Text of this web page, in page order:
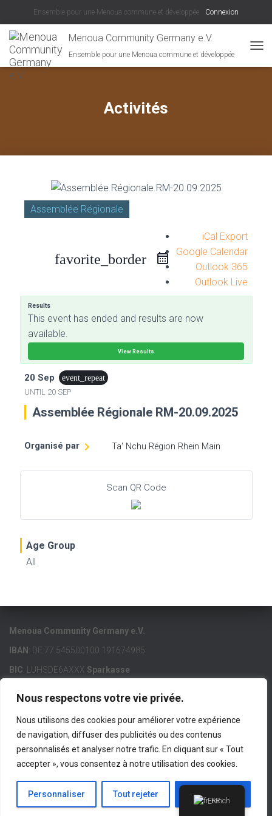
Nous respectons votre vie privée.
Nous utilisons des cookies pour améliorer votre expérience
de navigation, diffuser des publicités ou des contenus
personnalisés et analyser notre trafic. En cliquant sur « Tout
accepter », vous consentez à notre utilisation des cookies.
Personnaliser Tout rejeter Accepter tout
Ensemble pour une Menoua commune et développée Connexion
Menoua Community Germany e.V.
Ensemble pour une Menoua commune et développée
Activités
Assemblée Régionale
favorite_border
iCal Export
Google Calendar
Outlook 365
Outlook Live
Results
This event has ended and results are now
available.
View Results
20 Sep event_repeat
UNTIL 20 SEP
Assemblée Régionale RM-20.09.2025
Organisé par Ta' Nchu Région Rhein Main
Scan QR Code
Age Group
All
Menoua Community Germany e.V.
IBAN : DE 77 545500100 191674985
BIC: LUHSDE6AXXX Sparkasse
ACCUEIL MCG E.V. MENOUA LIENS IMPORTANTS
CONTACT IMPRESSUM
Hestia | Développé par ThemeIsle
French